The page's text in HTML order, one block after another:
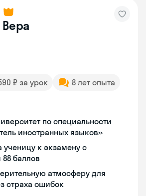
Вера
₽ за урок
8 лет опыта
по специальности
иностранных языков»
ученицу к экзамену с
88 баллов
атмосферу для
страха ошибок